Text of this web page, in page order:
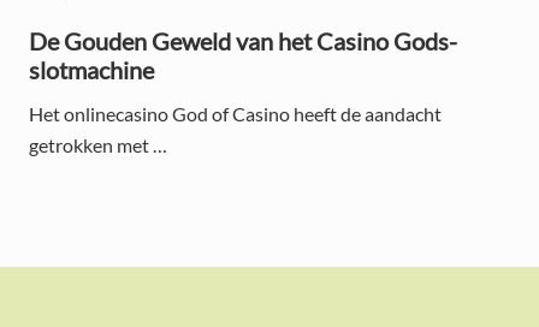
De Gouden Geweld van het Casino Gods-
slotmachine
Het onlinecasino God of Casino heeft de aandacht
getrokken met …